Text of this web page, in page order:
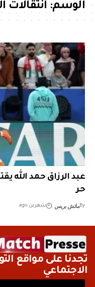
الوسم:
عبد الرزاق حمد الله
حر
Byماتش بريس شهرين ago
تجدنا على مواقع
الاجتماعي